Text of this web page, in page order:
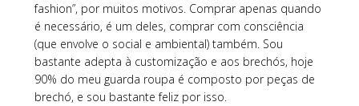
fashion”, por muitos motivos. Comprar apenas quando
é necessário, é um deles, comprar com consciência
(que envolve o social e ambiental) também. Sou
bastante adepta à customização e aos brechós, hoje
90% do meu guarda roupa é composto por peças de
brechó, e sou bastante feliz por isso.